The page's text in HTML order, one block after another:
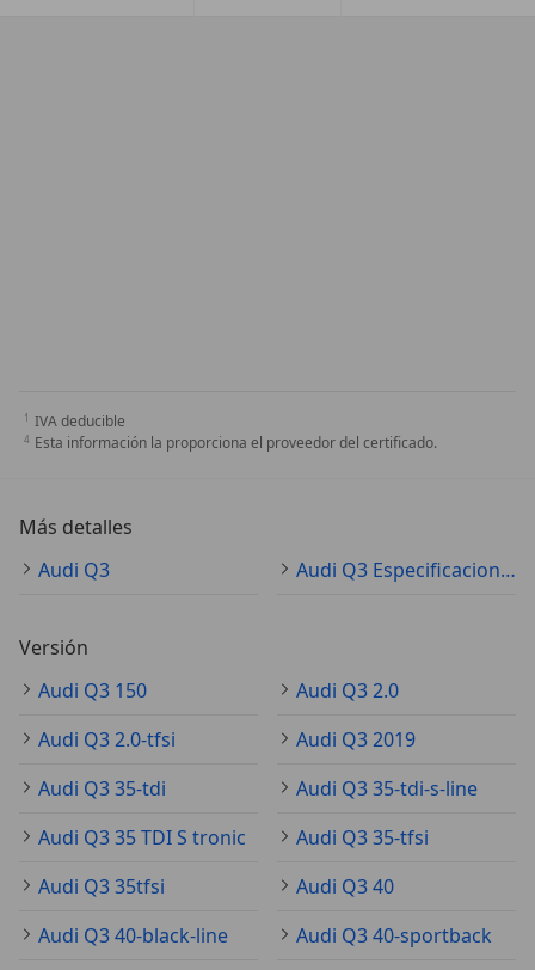
IVA deducible
Esta información la proporciona el proveedor del certificado.
Más detalles
Audi Q3
Audi Q3 Especificaciones técnicas
Versión
Audi Q3 150
Audi Q3 2.0
Audi Q3 2.0-tfsi
Audi Q3 2019
Audi Q3 35-tdi
Audi Q3 35-tdi-s-line
Audi Q3 35 TDI S tronic
Audi Q3 35-tfsi
Audi Q3 35tfsi
Audi Q3 40
Audi Q3 40-black-line
Audi Q3 40-sportback